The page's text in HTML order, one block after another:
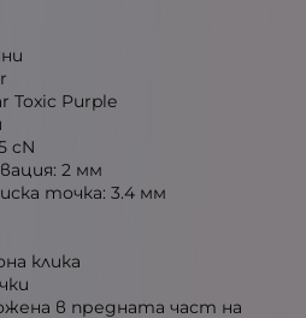
Toxic Purple
cN
2 мм
точка: 3.4 мм
клика
в предната част на